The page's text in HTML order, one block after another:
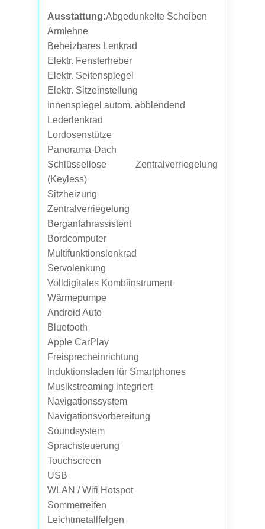
Ausstattung:Abgedunkelte Scheiben
Armlehne
Beheizbares Lenkrad
Elektr. Fensterheber
Elektr. Seitenspiegel
Elektr. Sitzeinstellung
Innenspiegel autom. abblendend
Lederlenkrad
Lordosenstütze
Panorama-Dach
Schlüssellose Zentralverriegelung
(Keyless)
Sitzheizung
Zentralverriegelung
Berganfahrassistent
Bordcomputer
Multifunktionslenkrad
Servolenkung
Volldigitales Kombiinstrument
Wärmepumpe
Android Auto
Bluetooth
Apple CarPlay
Freisprecheinrichtung
Induktionsladen für Smartphones
Musikstreaming integriert
Navigationssystem
Navigationsvorbereitung
Soundsystem
Sprachsteuerung
Touchscreen
USB
WLAN / Wifi Hotspot
Sommerreifen
Leichtmetallfelgen